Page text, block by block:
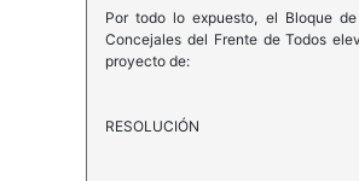
Por todo lo expuesto, el Bloque
Concejales del Frente de Todos
proyecto de:
RESOLUCIÓN